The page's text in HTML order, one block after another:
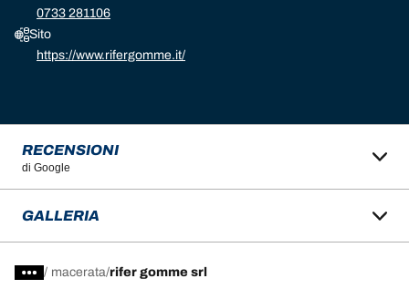
0733 281106
Sito
https://www.rifergomme.it/
RECENSIONI
di Google
GALLERIA
/ macerata rifer gomme srl